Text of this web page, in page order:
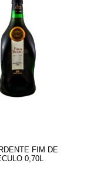
FIM DE
0,70L